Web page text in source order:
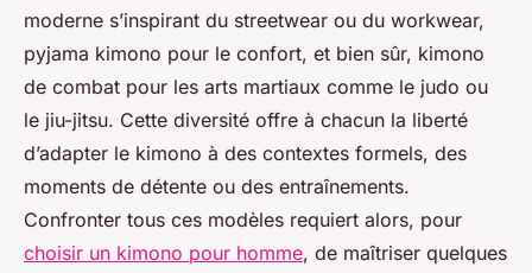
moderne s’inspirant du streetwear ou du workwear,
pyjama kimono pour le confort, et bien sûr, kimono
de combat pour les arts martiaux comme le judo ou
le jiu-jitsu. Cette diversité offre à chacun la liberté
d’adapter le kimono à des contextes formels, des
moments de détente ou des entraînements.
Confronter tous ces modèles requiert alors, pour
choisir un kimono pour homme, de maîtriser quelques